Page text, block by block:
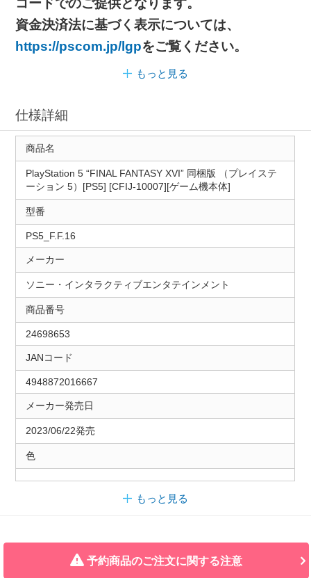
コードでのご提供となります。
資金決済法に基づく表示については、
https://pscom.jp/lgpをご覧ください。
もっと見る
仕様詳細
商品名
PlayStation 5 “FINAL FANTASY XVI” 同梱版 （プレイステ
ーション 5）[PS5] [CFIJ-10007][ゲーム機本体]
型番
PS5_F.F.16
メーカー
ソニー・インタラクティブエンタテインメント
商品番号
24698653
JANコード
4948872016667
メーカー発売日
2023/06/22発売
色
もっと見る
予約商品のご注文に関する注意